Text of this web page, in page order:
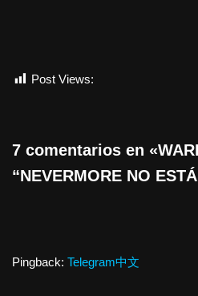
Post Views:
7 comentarios en
“NEVERMORE NO
Pingback: Telegram中文